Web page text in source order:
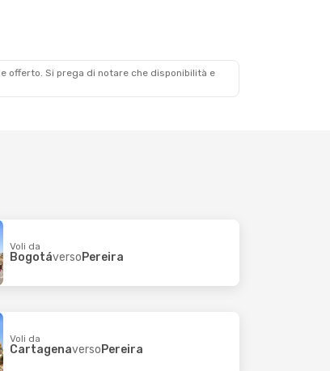
offerto. Si prega di notare che disponibilità e
Voli da
BogotáversoPereira
Voli da
CartagenaversoPereira